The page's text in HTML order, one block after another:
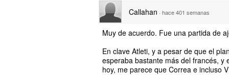
Callahan · hace 401 semanas
Muy de acuerdo. Fue una partida de
En clave Atleti, y a pesar de que el
esperaba bastante más del francés, y
hoy, me parece que Correa e incluso